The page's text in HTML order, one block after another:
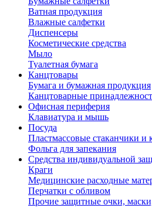
Ватная продукция
Влажные салфетки
Диспенсеры
Косметические средства
Мыло
Туалетная бумага
Канцтовары
Бумага и бумажная продукция
Канцтоварные
Офисная периферия
Клавиатура и мышь
Посуда
Пластмассовые стаканчики и
Фольга для запекания
Средства индивидуальной
Краги
Медицинские расходные
Перчатки с обливом
Прочие защитные очки,